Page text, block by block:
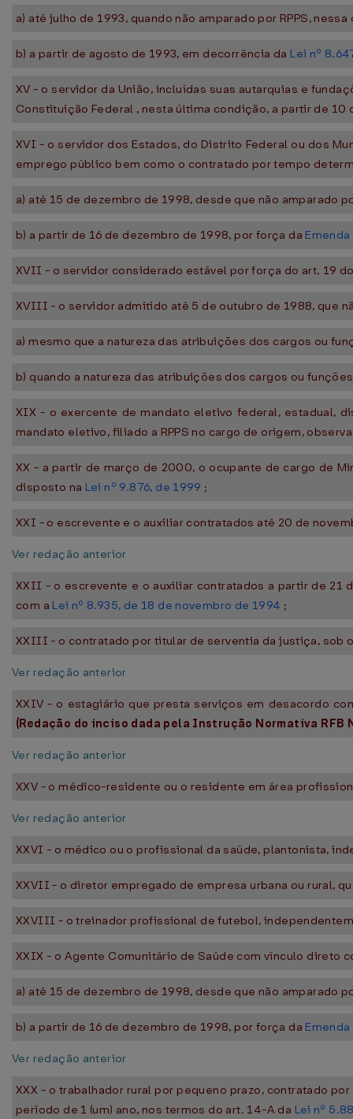
a) até julho de 1993, quando não amparado por RPPS,
b) a partir de agosto de 1993, em decorrência da Lei nº
XV - o servidor da União, incluídas suas autarquias e
Constituição Federal , nesta última condição, a partir de
XVI - o servidor dos Estados, do Distrito Federal ou dos
emprego público bem como o contratado por tempo
a) até 15 de dezembro de 1998, desde que não amparado
b) a partir de 16 de dezembro de 1998, por força da
XVII - o servidor considerado estável por força do art. 19
XVIII - o servidor admitido até 5 de outubro de 1988, que
a) mesmo que a natureza das atribuições dos cargos ou
b) quando a natureza das atribuições dos cargos ou
XIX - o exercente de mandato eletivo federal, estadual,
mandato eletivo, filiado a RPPS no cargo de origem,
XX - a partir de março de 2000, o ocupante de cargo de
disposto na Lei nº 9.876, de 1999 ;
XXI - o escrevente e o auxiliar contratados até 20 de
Ver redação anterior
XXII - o escrevente e o auxiliar contratados a partir de
com a Lei nº 8.935, de 18 de novembro de 1994 ;
XXIII - o contratado por titular de serventia da justiça, sob
Ver redação anterior
XXIV - o estagiário que presta serviços em desacordo
(Redação do inciso dada pela Instrução Normativa RFB
Ver redação anterior
XXV - o médico-residente ou o residente em área
Ver redação anterior
XXVI - o médico ou o profissional da saúde, plantonista,
XXVII - o diretor empregado de empresa urbana ou rural,
XXVIII - o treinador profissional de futebol,
XXIX - o Agente Comunitário de Saúde com vínculo direto
a) até 15 de dezembro de 1998, desde que não amparado
b) a partir de 16 de dezembro de 1998, por força da
Ver redação anterior
XXX - o trabalhador rural por pequeno prazo, contratado
período de 1 (um) ano, nos termos do art. 14-A da Lei nº